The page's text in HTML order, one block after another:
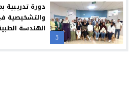
5
دورة تدريبية
والتشخيصية
الهندسة